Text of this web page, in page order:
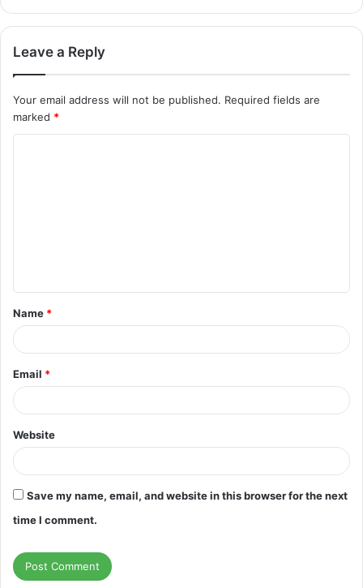
Leave a Reply
Your email address will not be published. Required fields are
marked *
t
*
Name *
Email *
Website
Save my name, email, and website in this browser for the next
time I comment.